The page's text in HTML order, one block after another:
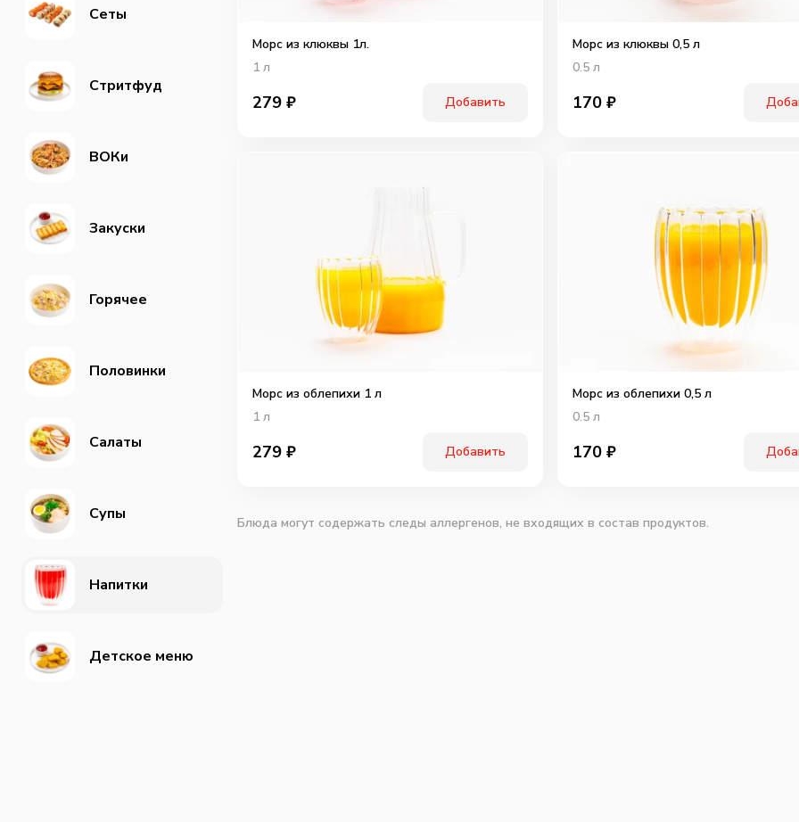
Сеты
Стритфуд
ВОКи
Закуски
Горячее
Половинки
Салаты
Супы
Напитки
Детское меню
Морс из клюквы 1л.
1 л
279 ₽ Добавить
Морс из клюквы 0,5 л
0.5 л
170₽
Морс из облепихи 1 л
1 л
279 ₽ Добавить
Морс из облепихи 0,5 л
0.5 л
170₽
Блюда могут содержать следы аллергенов, не входящих в состав продуктов.